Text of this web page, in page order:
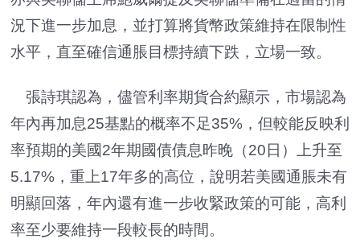
況下進一步加息，並打算將貨幣政策維持在限制性
水平，直至確信通脹目標持續下跌，立場一致。
張詩琪認為，儘管利率期貨合約顯示，市場認為
年內再加息25基點的概率不足35%，但較能反映利
率預期的美國2年期國債債息昨晚 （20日）上升至
5.17%，重上17年多的高位，說明若美國通脹未有
明顯回落，年內還有進一步收緊政策的可能，高利
率至少要維持一段較長的時間。